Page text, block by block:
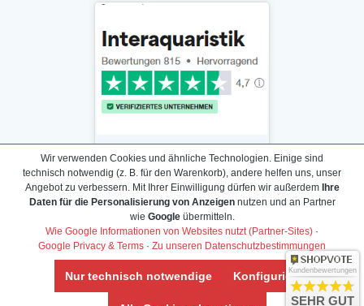
Daten­schutz­erklärung
Widerrufs­recht /Widerrufs­formular
AGB & Info
Impressum
Umwelt und Entsorgung
Wir verwenden Cookies und ähnliche Technologien. Einige sind
technisch notwendig (z. B. für den Warenkorb), andere helfen uns, unser
Angebot zu verbessern. Mit Ihrer Einwilligung dürfen wir außerdem Ihre
Daten für die Personalisierung von Anzeigennutzen und an Partner
wie Googleübermitteln.
Wie Google Informationen von Websites nutzt (Partner-Sites) ·
Google Privacy & Terms · Zu unseren Datenschutzbestimmungen
Nur technisch notwendige KonfigurierenKundenbewertungen
SEHR GUT